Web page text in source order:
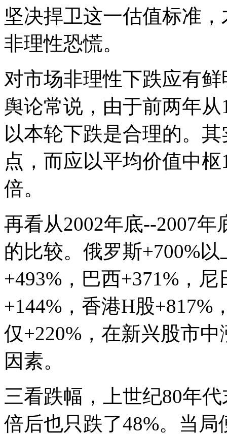
坚决捍卫这一估值标准
非理性恐慌。
对市场非理性下跌应有
舆论常说，由于前两年
以本轮下跌是合理的。
点，而应以平均价值中
倍。
再看从2002年底--2007
的比较。俄罗斯+700%
+493%，巴西+371%，
+144%，香港H股
仅+220%，在新兴股市
因素。
三看跌幅，上世纪80年
倍后也只跌了48%。当